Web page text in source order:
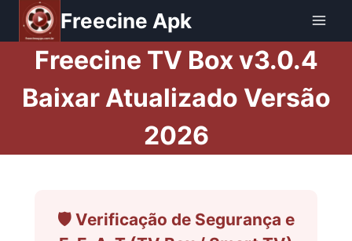
Pular
para
Conteúdo
Freecine Apk
Freecine TV Box v3.0.4
Baixar Atualizado Versão
2026
🛡️ Verificação de Segurança e